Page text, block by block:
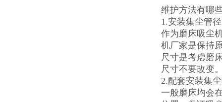
维护方法有哪
1.安装集尘管
作为磨床吸尘
机厂家是保持
尺寸是考虑磨
尺寸不要改变
2.配套安装集
一般磨床均会